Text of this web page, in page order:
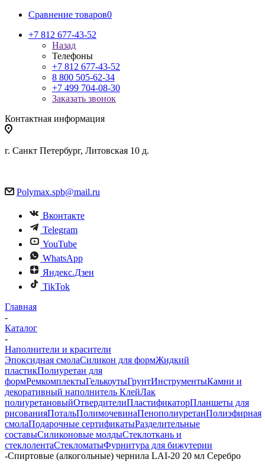
Сравнение товаров0
+7 812 677-43-52
Назад
Телефоны
+7 812 677-43-52
8 800 505-62-34
+7 499 704-08-30
Заказать звонок
Контактная информация
г. Санкт Петербург, Литовская 10 д.
Polymax.spb@mail.ru
Вконтакте
Telegram
YouTube
WhatsApp
Яндекс.Дзен
TikTok
Главная
-
Каталог
-
Наполнители и красители
Эпоксидная смолаСиликон для формЖидкий
пластикПолиуретан для
формРемкомплектыГелькоутыГрунтИнструментыКамни и
декоративный наполнитель КлейЛак
полиуретановыйОтвердителиПластификаторПланшеты для
рисованияПотальПолимочевинаПенополиуретанПолиэфирная
смолаПодарочные сертификатыРазделительные
составыСиликоновые молдыСтеклоткань и
стеклолентаСтекломатыФурнитура для бижутерии
-Спиртовые (алкогольные) чернила LAI-20 20 мл Серебро